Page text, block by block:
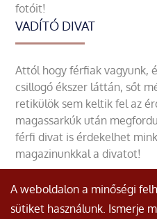
fotóit!
VADÍTÓ DIVAT
Attól hogy férfiak vagyunk,
csillogó ékszer láttán, sőt
retikülök sem keltik fel az
magassarkúk után
férfi divat is érdekelhet
magazinunkkal a divatot!
A weboldalon a minőségi
sütiket használunk. Ismerje